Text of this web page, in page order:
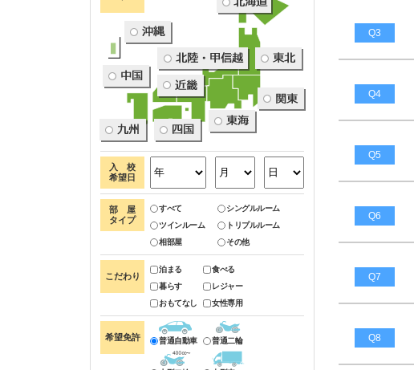
Q3
Q4
Q5
Q6
Q7
Q8
入 校
希望日
部 屋
タイプ
すべて
シングルルーム
ツインルーム
トリプルルーム
相部屋
その他
こだわり
泊まる
食べる
暮らす
レジャー
おもてなし
女性専用
希望免許 普通自動車 普通二輪